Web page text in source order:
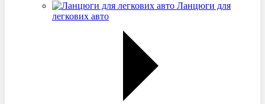
Ланцюги для
легкових авто